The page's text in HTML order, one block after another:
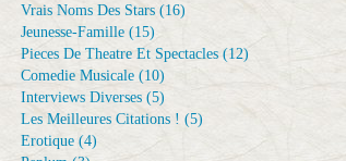
Vrais Noms Des Stars (16)
Jeunesse-Famille (15)
Pieces De Theatre Et Spectacles (12)
Comedie Musicale (10)
Interviews Diverses (5)
Les Meilleures Citations ! (5)
Erotique (4)